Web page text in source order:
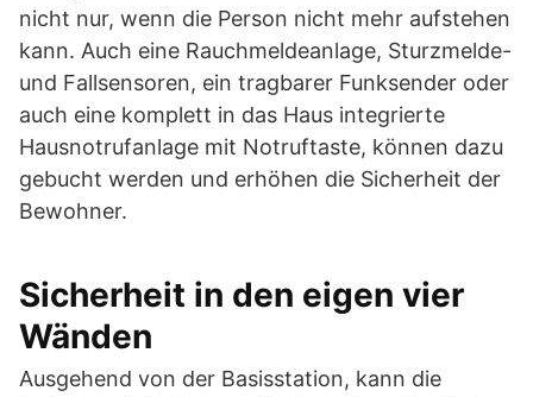
nicht nur, wenn die Person nicht mehr aufstehen
kann. Auch eine Rauchmeldeanlage, Sturzmelde-
und Fallsensoren, ein tragbarer Funksender oder
auch eine komplett in das Haus integrierte
Hausnotrufanlage mit Notruftaste, können dazu
gebucht werden und erhöhen die Sicherheit der
Bewohner.
Sicherheit in den eigen vier
Wänden
Ausgehend von der Basisstation, kann die